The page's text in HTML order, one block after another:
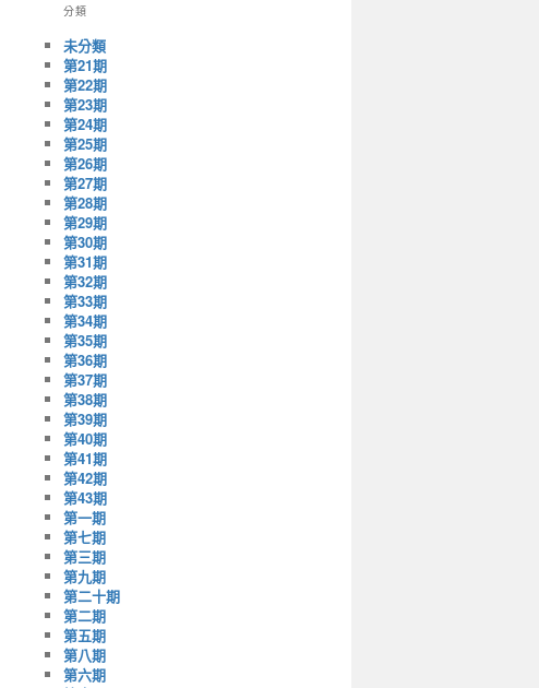
分類
未分類
第21期
第22期
第23期
第24期
第25期
第26期
第27期
第28期
第29期
第30期
第31期
第32期
第33期
第34期
第35期
第36期
第37期
第38期
第39期
第40期
第41期
第42期
第43期
第一期
第七期
第三期
第九期
第二十期
第二期
第五期
第八期
第六期